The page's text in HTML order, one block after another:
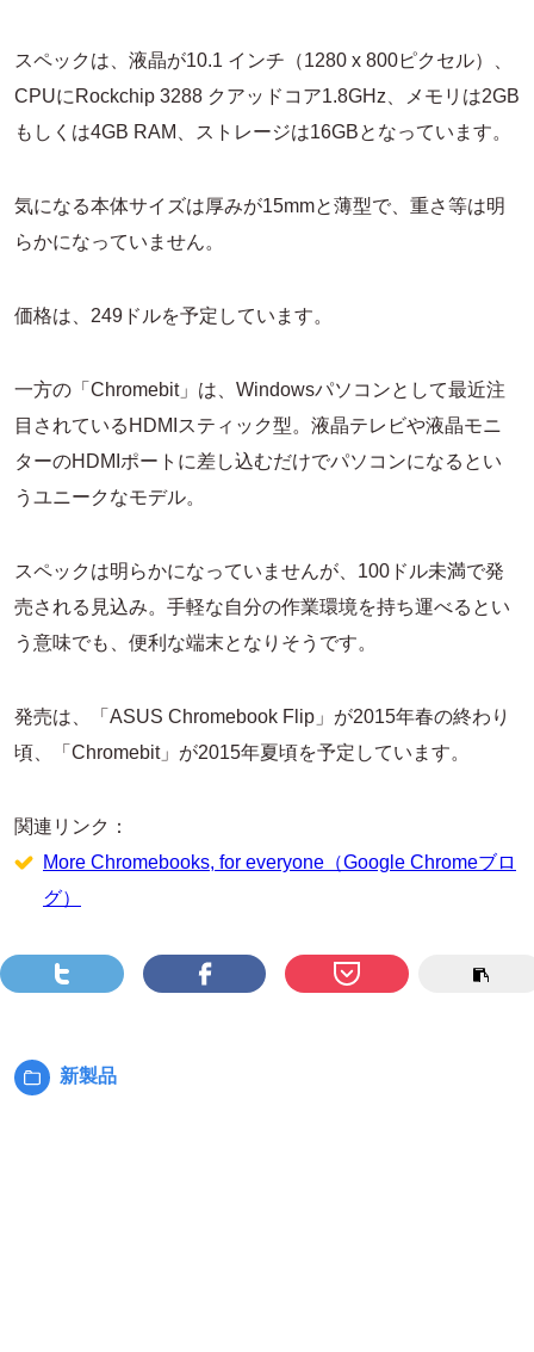
スペックは、液晶が10.1 インチ（1280 x 800ピクセル）、
CPUにRockchip 3288 クアッドコア1.8GHz、メモリは2GB
もしくは4GB RAM、ストレージは16GBとなっています。
気になる本体サイズは厚みが15mmと薄型で、重さ等は明
らかになっていません。
価格は、249ドルを予定しています。
一方の「Chromebit」は、Windowsパソコンとして最近注
目されているHDMIスティック型。液晶テレビや液晶モニ
ターのHDMIポートに差し込むだけでパソコンになるとい
うユニークなモデル。
スペックは明らかになっていませんが、100ドル未満で発
売される見込み。手軽な自分の作業環境を持ち運べるとい
う意味でも、便利な端末となりそうです。
発売は、「ASUS Chromebook Flip」が2015年春の終わり
頃、「Chromebit」が2015年夏頃を予定しています。
関連リンク：
More Chromebooks, for everyone（Google Chromeブロ
グ）
カ
新製品